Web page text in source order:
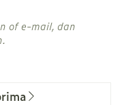
of e-mail, dan